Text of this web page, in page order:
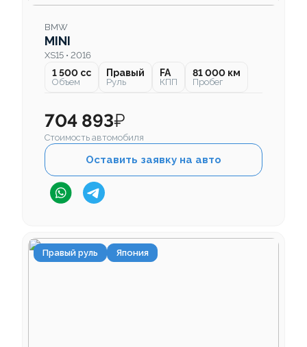
BMW
MINI
XS15 • 2016
1 500 cc
Объем
Правый
Руль
FA
КПП
81 000 км
Пробег
704 893₽
Стоимость автомобиля
Оставить заявку на авто
Правый руль Япония